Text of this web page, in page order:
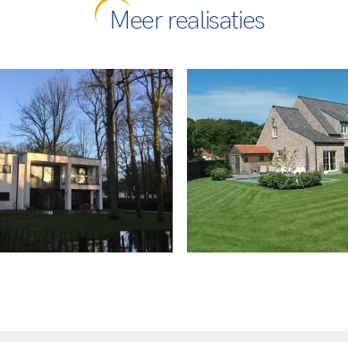
Meer realisaties